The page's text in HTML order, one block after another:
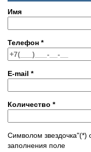
Имя
Телефон *
E-mail *
Количество *
Символом звездочка"(*)
заполнения поле